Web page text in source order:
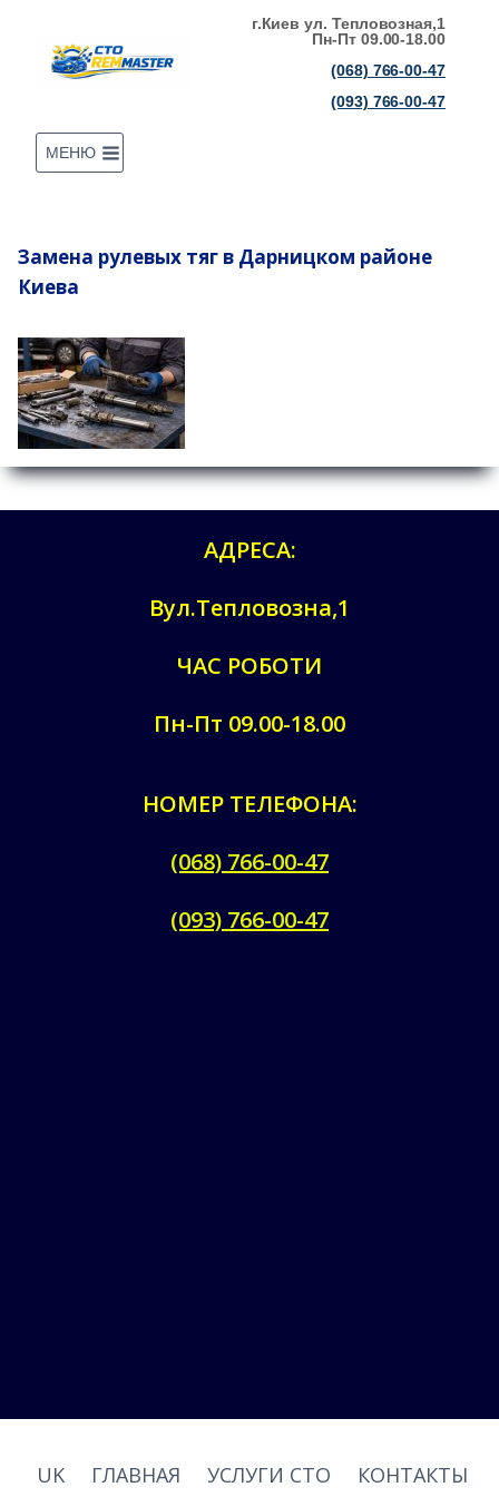
содержимому
г.Киев ул. Тепловозная,1
Пн-Пт 09.00-18.00
(068) 766-00-47
(093) 766-00-47
МЕНЮ
Замена рулевых тяг в Дарницком районе
Киева
АДРЕСА:
Вул.Тепловозна,1
ЧАС РОБОТИ
Пн-Пт 09.00-18.00
НОМЕР ТЕЛЕФОНА:
(068) 766-00-47
(093) 766-00-47
UK ГЛАВНАЯ УСЛУГИ СТО КОНТАКТЫ